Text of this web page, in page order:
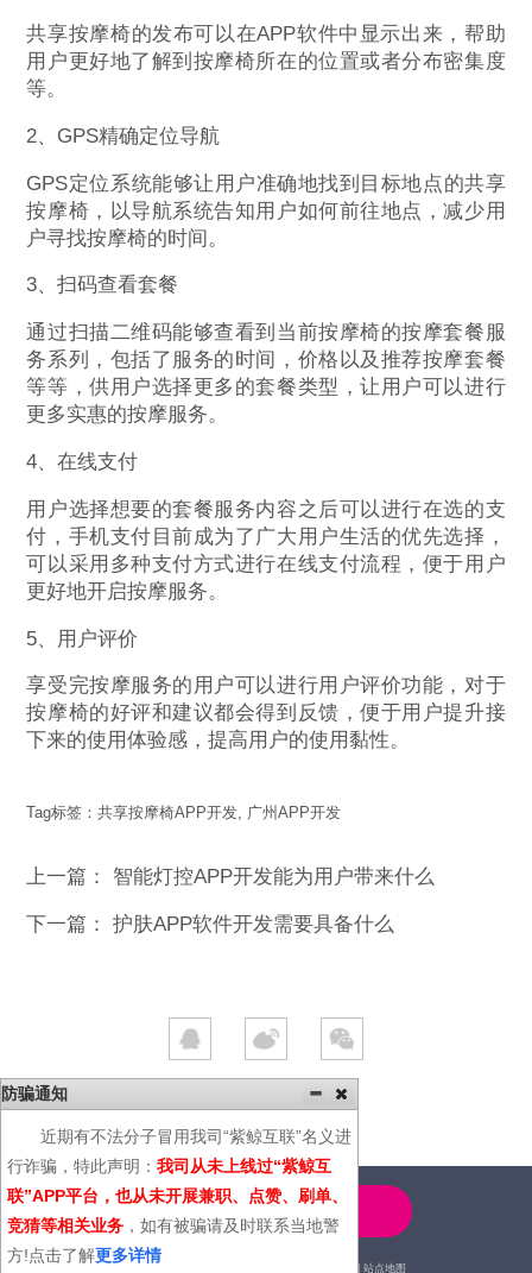
共享按摩椅的发布可以在APP软件中显示出来，帮助
用户更好地了解到按摩椅所在的位置或者分布密集度
等。
2、GPS精确定位导航
GPS定位系统能够让用户准确地找到目标地点的共享
按摩椅，以导航系统告知用户如何前往地点，减少用
户寻找按摩椅的时间。
3、扫码查看套餐
通过扫描二维码能够查看到当前按摩椅的按摩套餐服
务系列，包括了服务的时间，价格以及推荐按摩套餐
等等，供用户选择更多的套餐类型，让用户可以进行
更多实惠的按摩服务。
4、在线支付
用户选择想要的套餐服务内容之后可以进行在选的支
付，手机支付目前成为了广大用户生活的优先选择，
可以采用多种支付方式进行在线支付流程，便于用户
更好地开启按摩服务。
5、用户评价
享受完按摩服务的用户可以进行用户评价功能，对于
按摩椅的好评和建议都会得到反馈，便于用户提升接
下来的使用体验感，提高用户的使用黏性。
Tag标签：共享按摩椅APP开发 广州APP开发
上一篇： 智能灯控APP开发能为用户带来什么
下一篇：护肤APP软件开发需要具备什么
4000-600-366
站点地图
防骗通知
近期有不法分子冒用我司“紫鲸互联”名义进
行诈骗，特此声明： 我司从未上线过“紫鲸互
联”APP平台，也从未开展兼职、点赞、刷单、
竞猜等相关业务 ，如有被骗请及时联系当地警
方!点击了解更多详情